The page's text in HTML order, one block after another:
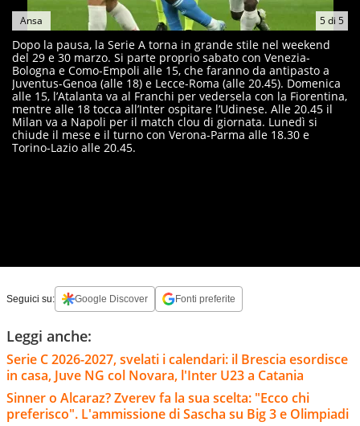
5di 5
Ansa
Dopo la pausa, la Serie A torna in grande stile nel weekend
del 29 e 30 marzo. Si parte proprio sabato con Venezia-
Bologna e Como-Empoli alle 15, che faranno da antipasto a
Juventus-Genoa (alle 18) e Lecce-Roma (alle 20.45). Domenica
alle 15, l’Atalanta va al Franchi per vedersela con la Fiorentina,
mentre alle 18 tocca all’Inter ospitare l’Udinese. Alle 20.45 il
Milan va a Napoli per il match clou di giornata. Lunedì si
chiude il mese e il turno con Verona-Parma alle 18.30 e
Torino-Lazio alle 20.45.
Seguici su: Google Discover Fonti preferite
Leggi anche:
Serie C 2026-2027, svelati i calendari: il Brescia esordisce
in casa, Juve NG col Novara, l'Inter U23 a Catania
Sinner o Alcaraz? Zverev fa la sua scelta: "Ecco chi
preferisco". L'ammissione di Sascha su Big 3 e Olimpiadi